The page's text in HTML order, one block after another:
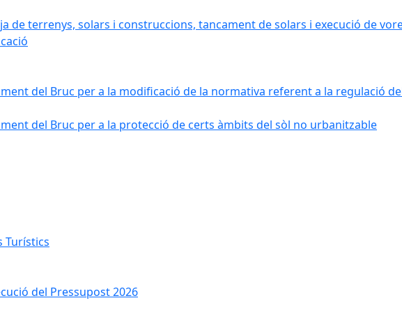
de terrenys, solars i construccions, tancament de solars i execució de
del Bruc per a la modificació de la normativa referent a la regulació
del Bruc per a la protecció de certs àmbits del sòl no urbanitzable
Turístics
del Pressupost 2026